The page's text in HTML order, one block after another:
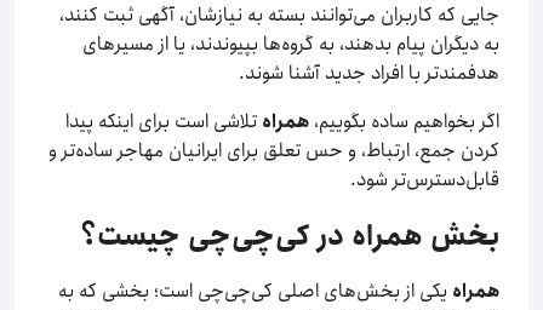
جایی که کاربران می‌توانند بسته به نیازشان، آگهی ثبت کنند،
به دیگران پیام بدهند، به گروه‌ها بپیوندند، یا از مسیرهای
هدفمندتر با افراد جدید آشنا شوند.
اگر بخواهیم ساده بگوییم، همراه تلاشی است برای اینکه پیدا
کردن جمع، ارتباط، و حس تعلق برای ایرانیان مهاجر ساده‌تر و
قابل‌دسترس‌تر شود.
بخش همراه در کی‌چی‌چی چیست؟
همراه یکی از بخش‌های اصلی کی‌چی‌چی است؛ بخشی که به